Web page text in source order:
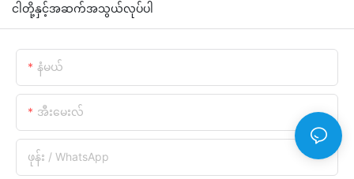
ငါတို့နှင့်အဆက်အသွယ်လုပ်ပါ
နံမယ်
အီးမေးလ်
ဖုန်း / WhatsApp